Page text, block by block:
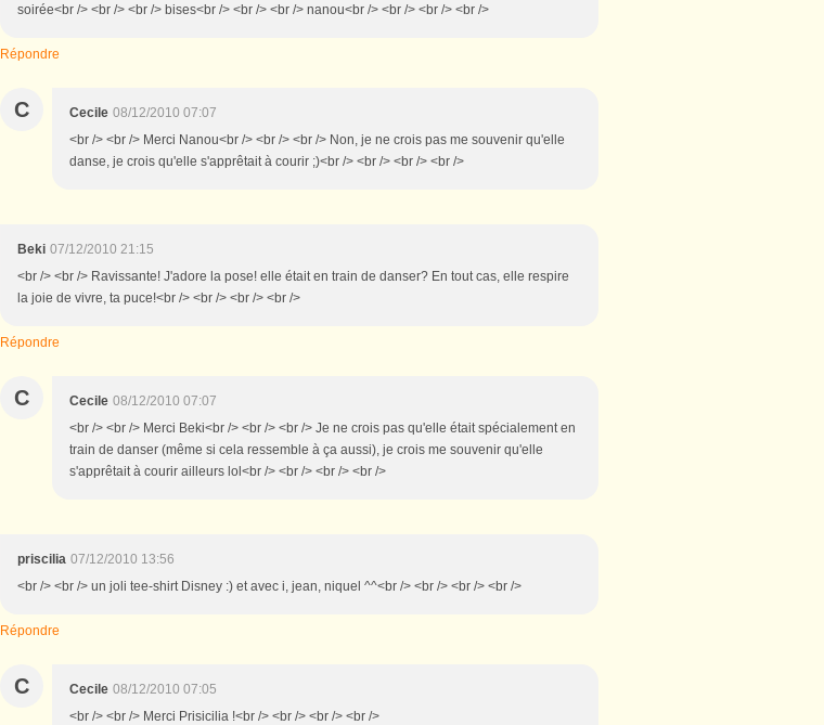
soirée<br /> <br /> <br /> bises<br /> <br /> <br /> nanou<br /> <br /> <br /> <br />
Répondre
C Cecile 08/12/2010 07:07
<br /> <br /> Merci Nanou<br /> <br /> <br /> Non, je ne crois pas me souvenir qu'elle
danse, je crois qu'elle s'apprêtait à courir ;)<br /> <br /> <br /> <br />
Beki 07/12/2010 21:15
<br /> <br /> Ravissante! J'adore la pose! elle était en train de danser? En tout cas, elle respire
la joie de vivre, ta puce!<br /> <br /> <br /> <br />
Répondre
C Cecile 08/12/2010 07:07
<br /> <br /> Merci Beki<br /> <br /> <br /> Je ne crois pas qu'elle était spécialement en
train de danser (même si cela ressemble à ça aussi), je crois me souvenir qu'elle
s'apprêtait à courir ailleurs lol<br /> <br /> <br /> <br />
priscilia 07/12/2010 13:56
<br /> <br /> un joli tee-shirt Disney :) et avec i, jean, niquel ^^<br /> <br /> <br /> <br />
Répondre
C Cecile 08/12/2010 07:05
<br /> <br /> Merci Prisicilia !<br /> <br /> <br /> <br />